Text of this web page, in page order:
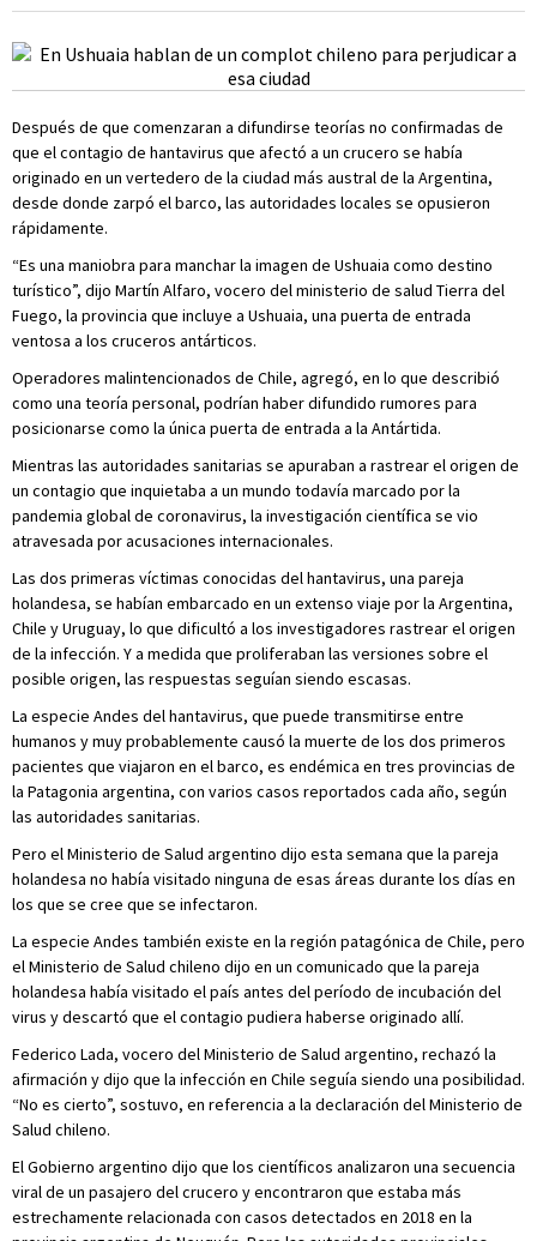
Después de que comenzaran a difundirse teorías no confirmadas de
que el contagio de hantavirus que afectó a un crucero se había
originado en un vertedero de la ciudad más austral de la Argentina,
desde donde zarpó el barco, las autoridades locales se opusieron
rápidamente.
“Es una maniobra para manchar la imagen de Ushuaia como destino
turístico”, dijo Martín Alfaro, vocero del ministerio de salud Tierra del
Fuego, la provincia que incluye a Ushuaia, una puerta de entrada
ventosa a los cruceros antárticos.
Operadores malintencionados de Chile, agregó, en lo que describió
como una teoría personal, podrían haber difundido rumores para
posicionarse como la única puerta de entrada a la Antártida.
Mientras las autoridades sanitarias se apuraban a rastrear el origen de
un contagio que inquietaba a un mundo todavía marcado por la
pandemia global de coronavirus, la investigación científica se vio
atravesada por acusaciones internacionales.
Las dos primeras víctimas conocidas del hantavirus, una pareja
holandesa, se habían embarcado en un extenso viaje por la Argentina,
Chile y Uruguay, lo que dificultó a los investigadores rastrear el origen
de la infección. Y a medida que proliferaban las versiones sobre el
posible origen, las respuestas seguían siendo escasas.
La especie Andes del hantavirus, que puede transmitirse entre
humanos y muy probablemente causó la muerte de los dos primeros
pacientes que viajaron en el barco, es endémica en tres provincias de
la Patagonia argentina, con varios casos reportados cada año, según
las autoridades sanitarias.
Pero el Ministerio de Salud argentino dijo esta semana que la pareja
holandesa no había visitado ninguna de esas áreas durante los días en
los que se cree que se infectaron.
La especie Andes también existe en la región patagónica de Chile, pero
el Ministerio de Salud chileno dijo en un comunicado que la pareja
holandesa había visitado el país antes del período de incubación del
virus y descartó que el contagio pudiera haberse originado allí.
Federico Lada, vocero del Ministerio de Salud argentino, rechazó la
afirmación y dijo que la infección en Chile seguía siendo una posibilidad.
“No es cierto”, sostuvo, en referencia a la declaración del Ministerio de
Salud chileno.
El Gobierno argentino dijo que los científicos analizaron una secuencia
viral de un pasajero del crucero y encontraron que estaba más
estrechamente relacionada con casos detectados en 2018 en la